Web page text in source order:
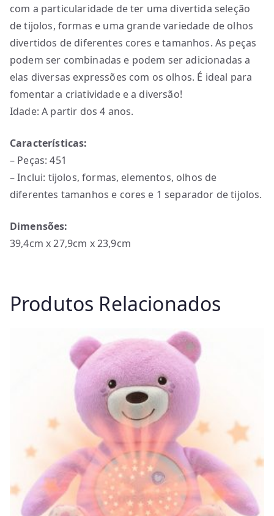
com a particularidade de ter uma divertida seleção
de tijolos, formas e uma grande variedade de olhos
divertidos de diferentes cores e tamanhos. As peças
podem ser combinadas e podem ser adicionadas a
elas diversas expressões com os olhos. É ideal para
fomentar a criatividade e a diversão!
Idade: A partir dos 4 anos.
Características:
– Peças: 451
– Inclui: tijolos, formas, elementos, olhos de
diferentes tamanhos e cores e 1 separador de tijolos.
Dimensões:
39,4cm x 27,9cm x 23,9cm
Produtos Relacionados